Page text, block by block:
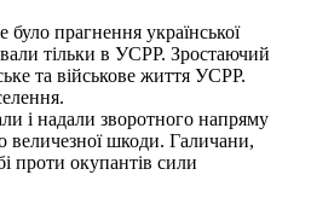
прагнення української
тільки в УСРР. Зростаючий
та військове життя УСРР.
і надали зворотного напряму
величезної шкоди. Галичани,
проти окупантів сили